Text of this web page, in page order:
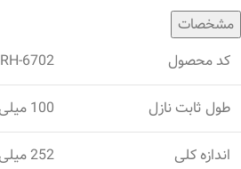
مشخصات
کد محصول
RH-6702
طول ثابت نازل 100 میلی متر
اندازه کلی 252 میلی متر